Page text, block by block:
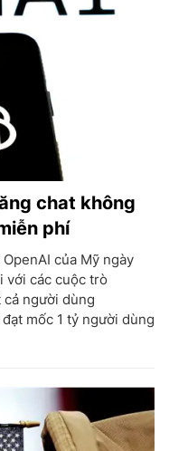
chat không
phí
của Mỹ ngày
với các cuộc trò
cả người dùng
mốc 1 tỷ người dùng